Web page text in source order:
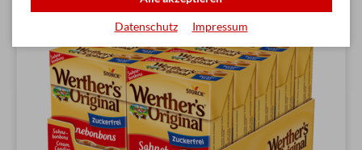
Datenschutz Impressum